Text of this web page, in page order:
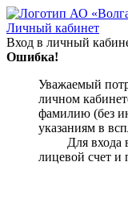
Личный кабинет
Вход в личный
Ошибка!
Уважаемый
личном
фамилию (без
Для входа в
АО